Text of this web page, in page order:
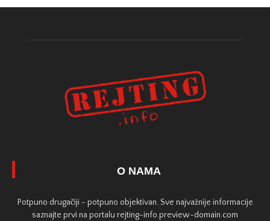
O NAMA
Potpuno drugačiji - potpuno objektivan. Sve najvažnije informacije
saznajte prvi na portalu rejting-info.preview-domain.com